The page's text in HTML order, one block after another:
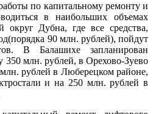
по капитальному ремонту и
в наибольших объемах
округ Дубна, где все средства,
90 млн. рублей), пойдут
В Балашихе запланирован
350 млн. рублей, в Орехово-Зуево
рублей в Люберецком районе,
и на 250 млн. рублей в